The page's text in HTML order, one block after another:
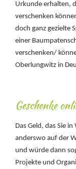
Urkunde erhalten,
verschenken
doch ganz gezielte
einer
verschenken/
Oberlungwitz in
Geschenke
Das Geld, das Sie
anderswo auf der
und würde dann
Projekte und